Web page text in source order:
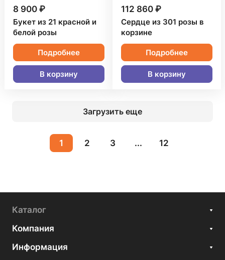
8 900 ₽
Букет из 21 красной и
белой розы
Подробнее
В корзину
112 860 ₽
Сердце из 301 розы в
корзине
Подробнее
В корзину
Загрузить еще
1 2 3 ... 12
Каталог
Компания
Информация